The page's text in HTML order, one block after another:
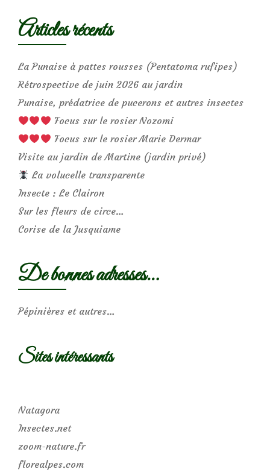
Articles récents
La Punaise à pattes rousses (Pentatoma rufipes)
Rétrospective de juin 2026 au jardin
Punaise, prédatrice de pucerons et autres insectes
Focus sur le rosier Nozomi
Focus sur le rosier Marie Dermar
Visite au jardin de Martine (jardin privé)
La volucelle transparente
Insecte : Le Clairon
Sur les fleurs de circe…
Corise de la Jusquiame
De bonnes adresses…
Pépinières et autres…
Sites intéressants
Natagora
Insectes.net
zoom-nature.fr
florealpes.com